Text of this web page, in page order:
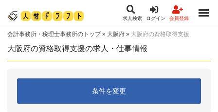
求人検索 ログイン 会員登録
会計事務所・税理士事務所のトップ» 大阪府 » 大阪府の資格取得支援
大阪府の資格取得支援の求人・仕事情報
条件を変更